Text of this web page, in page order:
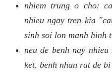
nhiem trung o cho:
nhieu ngay tren kia
sinh soi lon manh hinh
neu de benh nay
ket, benh nhan rat de